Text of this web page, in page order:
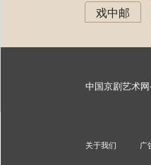
戏中邮
中国京剧艺术
关于我们 广